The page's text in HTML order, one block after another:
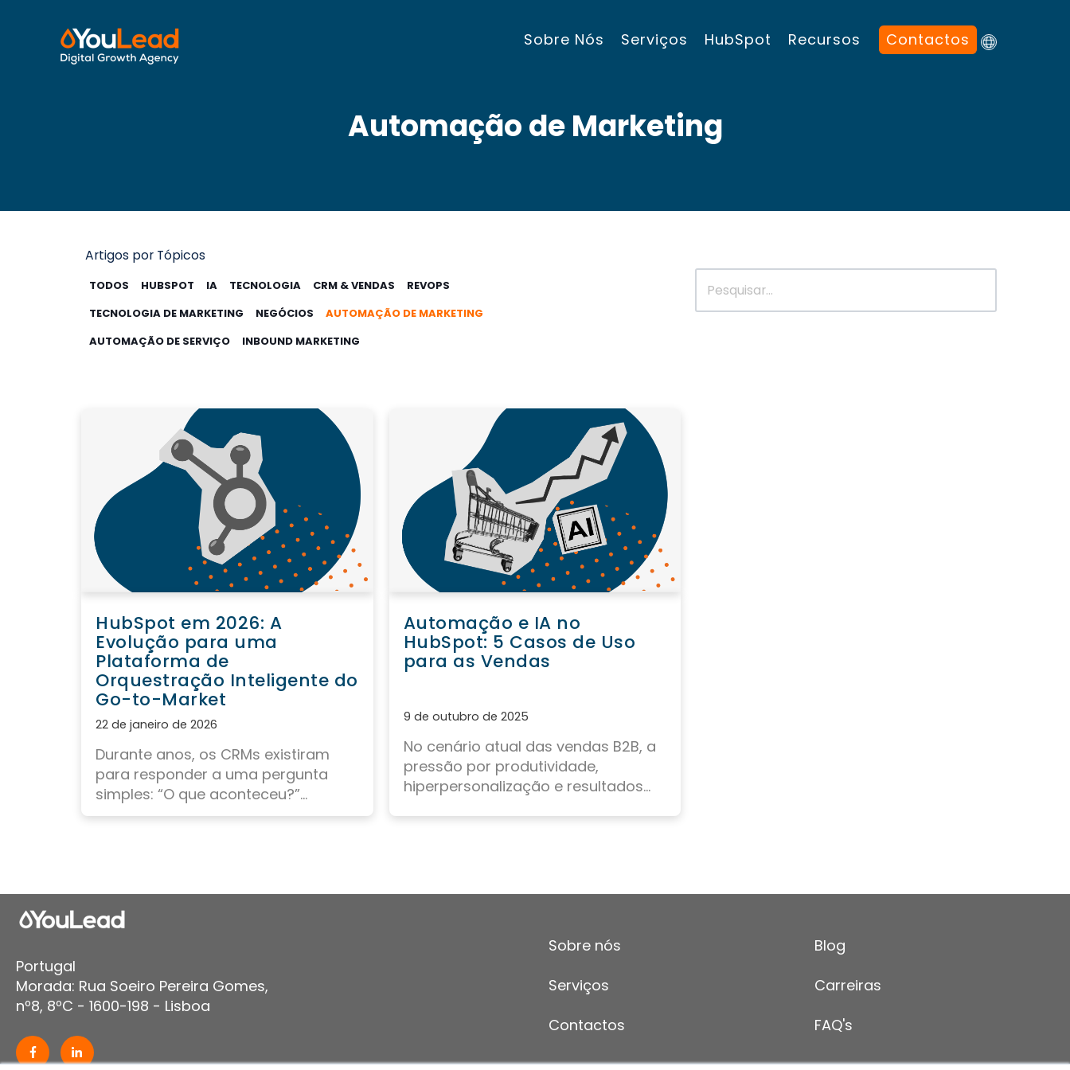
Sobre Nós Serviços HubSpot Recursos Contactos
Automação de Marketing
Artigos por Tópicos
TODOS HUBSPOT IA TECNOLOGIA CRM & VENDAS
REVOPS
TECNOLOGIA DE MARKETING
NEGÓCIOS
AUTOMAÇÃO DE MARKETING
AUTOMAÇÃO DE SERVIÇO
INBOUND MARKETING
HubSpot em 2026: A
Evolução para uma
Plataforma de
Orquestração Inteligente do
Go-to-Market
22 de janeiro de 2026
Durante anos, os CRMs existiram
para responder a uma pergunta
simples: “O que aconteceu?”...
Automação e IA no
HubSpot: 5 Casos de Uso
para as Vendas
9 de outubro de 2025
No cenário atual das vendas B2B, a
pressão por produtividade,
hiperpersonalização e resultados...
Portugal
Morada: Rua Soeiro Pereira Gomes,
nº8, 8ºC - 1600-198 - Lisboa
Sobre nós
Serviços
Contactos
Blog
Carreiras
FAQ's